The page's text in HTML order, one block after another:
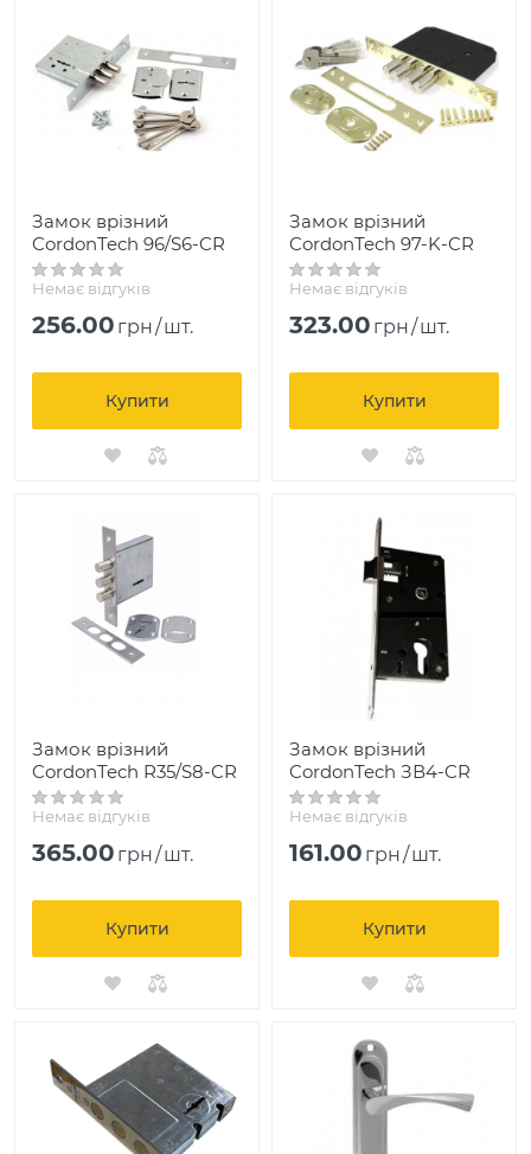
Замок врізний
CordonTech 96/S6-CR
Немає відгуків
256.00 грн/шт.
Купити
Замок врізний
CordonTech 97-K-CR
Немає відгуків
323.00 грн/шт.
Купити
Замок врізний
CordonTech R35/S8-CR
Немає відгуків
365.00 грн/шт.
Купити
Замок врізний
CordonTech ЗВ4-CR
Немає відгуків
161.00 грн/шт.
Купити